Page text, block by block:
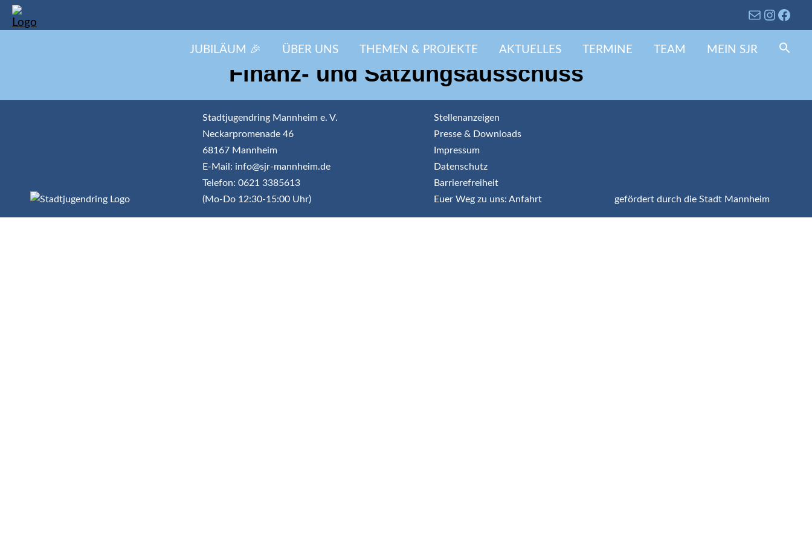
JUBILÄUM 🎉 ÜBER UNS THEMEN & PROJEKTE AKTUELLES TERMINE TEAM MEIN SJR
Finanz- und Satzungsausschuss
Stadtjugendring Mannheim e. V.
Neckarpromenade 46
68167 Mannheim
E-Mail: info@sjr-mannheim.de
Telefon: 0621 3385613
(Mo-Do 12:30-15:00 Uhr)
Stellenanzeigen
Presse & Downloads
Impressum
Datenschutz
Barrierefreiheit
Euer Weg zu uns: Anfahrt
gefördert durch die Stadt Mannheim